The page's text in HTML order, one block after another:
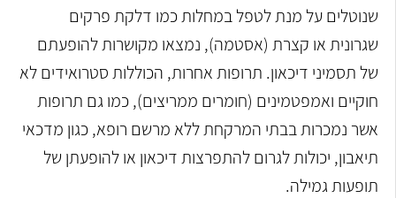
שנוטלים על מנת לטפל במחלות כמו דלקת פרקים
שגרונית או קצרת (אסטמה), נמצאו מקושרות להופעתם
של תסמיני דיכאון. תרופות אחרות, הכוללות סטרואידים לא
חוקיים ואמפטמינים (חומרים ממריצים), כמו גם תרופות
אשר נמכרות בבתי המרקחת ללא מרשם רופא, כגון מדכאי
תיאבון, יכולות לגרום להתפרצות דיכאון או להופעתן של
תופעות גמילה.